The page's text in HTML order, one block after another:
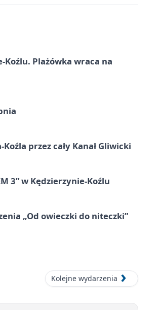
Koźlu. Plażówka wraca na
przez cały Kanał Gliwicki
3” w Kędzierzynie-Koźlu
„Od owieczki do niteczki”
Kolejne wydarzenia